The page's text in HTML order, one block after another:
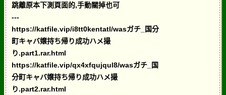
跳離原本下測頁面的,手動關掉也可
---
https://katfile.vip/i8tt0kentatl/wasガチ_国分
町キャバ嬢持ち帰り成功ハメ撮
り.part1.rar.html
https://katfile.vip/qx4xfqujqul8/wasガチ_国
分町キャバ嬢持ち帰り成功ハメ撮
り.part2.rar.html